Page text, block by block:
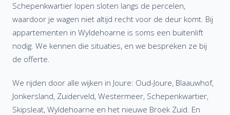
Schepenkwartier lopen sloten langs de percelen,
waardoor je wagen niet altijd recht voor de deur komt. Bij
appartementen in Wyldehoarne is soms een buitenlift
nodig. We kennen die situaties, en we bespreken ze bij
de offerte.
We rijden door alle wijken in Joure: Oud-Joure, Blaauwhof,
Jonkersland, Zuiderveld, Westermeer, Schepenkwartier,
Skipsleat, Wyldehoarne en het nieuwe Broek Zuid. En